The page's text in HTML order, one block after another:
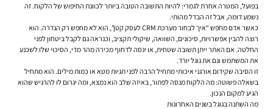
בפועל, המטרה אחרת לגמרי: להיות התשובה הטובה ביותר לכוונת החיפוש של הלקוח. זה
נשמע דומה, אבל זה הבדל מהותי.
כאשר אדם מחפש “איך לבחור מערכת CRM לעסק קטן”, הוא לא מחפש רק הגדרה. הוא
רוצה להבין אפשרויות, סיכונים, השוואה, שיקולי תקציב, וכנראה גם לקבל ביטחון לפני
החלטה. אם האתר ייתן תשובה שטחית, או ינסה לדחוף מכירה מהר מדי, הסיכוי שלו לשכנע
את המשתמש וגם את גוגל יורד.
זו הסיבה שקידום אורגני איכותי מתחיל הרבה לפני תגיות מטא או כמות מילים. הוא מתחיל
בשאלה פשוטה: מה הלקוח מנסה לפתור, באיזה שלב הוא נמצא, ומה יגרום לו להרגיש שהוא
הגיע למקום הנכון.
מה השתנה בגוגל בשנים האחרונות